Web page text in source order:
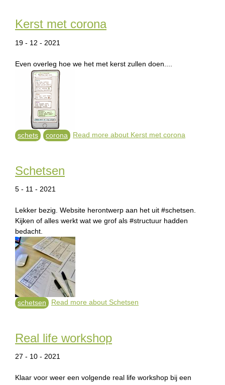
Kerst met corona
19 - 12 - 2021
Even overleg hoe we het met kerst zullen doen....
schets corona Read more about Kerst met corona
Schetsen
5 - 11 - 2021
Lekker bezig. Website herontwerp aan het uit #schetsen.
Kijken of alles werkt wat we grof als #structuur hadden
bedacht.
schetsen Read more about Schetsen
Real life workshop
27 - 10 - 2021
Klaar voor weer een volgende real life workshop bij een